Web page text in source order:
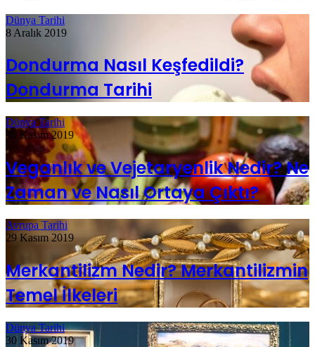
Dünya Tarihi
8 Aralık 2019
Dondurma Nasıl Keşfedildi?
Dondurma Tarihi
Dünya Tarihi
30 Kasım 2019
Veganlık ve Vejetaryenlik Nedir? Ne
Zaman ve Nasıl Ortaya Çıktı?
Avrupa Tarihi
29 Kasım 2019
Merkantilizm Nedir? Merkantilizmin
Temel İlkeleri
Dünya Tarihi
30 Kasım 2019